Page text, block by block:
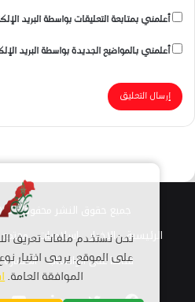
أعلمني بمتابعة التعليقات بواسطة البريد
أعلمني بالمواضيع الجديدة بواسطة البريد
جميع حقوق النشر محفوظة 2026 |
الرئيسية
الاخبار اسلاميات مجتمع
قناتنا على الواتساب
نحن نستخدم ملفات تعريف
على الموقع. يرجى اختيار
الموافقة العامة.